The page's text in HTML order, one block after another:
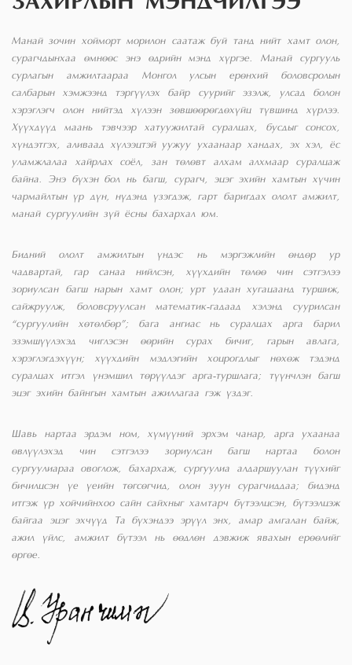
Манай зочин хойморт морилон саатаж буй танд нийт хамт олон,
сурагчдынхаа өмнөөс энэ өдрийн мэнд хүргэе. Манай сургууль
сурлагын амжилтаараа Монгол улсын ерөнхий боловсролын
салбарын хэмжээнд тэргүүлэх байр суурийг эзэлж, улсад болон
хэрэглэгч олон нийтэд хүлээн зөвшөөрөгдөхүйц түвшинд хүрлээ.
Хүүхдүүд маань тэвчээр хатуужилтай суралцах, бусдыг сонсох,
хүндэтгэх, аливаад хүлээцтэй уужуу ухаанаар хандах, эх хэл, ёс
уламжлалаа хайрлах соёл, зан төлөвт алхам алхмаар суралцаж
байна. Энэ бүхэн бол нь багш, сурагч, эцэг эхийн хамтын хүчин
чармайлтын үр дүн, нүдэнд үзэгдэж, гарт баригдах ололт амжилт,
манай сургуулийн зүй ёсны бахархал юм.
Бидний ололт амжилтын үндэс нь мэргэжлийн өндөр ур
чадвартай, гар санаа нийлсэн, хүүхдийн төлөө чин сэтгэлээ
зориулсан багш нарын хамт олон; урт удаан хугацаанд туршиж,
сайжруулж, боловсруулсан математик-гадаад хэлэнд суурилсан
“сургуулийн хөтөлбөр”; бага ангиас нь суралцах арга барил
эзэмшүүлэхэд чиглэсэн өөрийн сурах бичиг, гарын авлага,
хэрэглэгдэхүүн; хүүхдийн мэдлэгийн хоцрогдлыг нөхөж тэдэнд
суралцах итгэл үнэмшил төрүүлдэг арга-туршлага; түүнчлэн багш
эцэг эхийн байнгын хамтын ажиллагаа гэж үздэг.
Шавь нартаа эрдэм ном, хүмүүний эрхэм чанар, арга ухаанаа
өвлүүлэхэд чин сэтгэлээ зориулсан багш нартаа болон
сургуулиараа овоглож, бахархаж, сургуулиа алдаршуулан түүхийг
бичилцсэн үе үеийн төгсөгчид, олон зуун сурагчиддаа; бидэнд
итгэж үр хойчийнхоо сайн сайхныг хамтарч бүтээлцсэн, бүтээлцэж
байгаа эцэг эхчүүд Та бүхэндээ эрүүл энх, амар амгалан байж,
ажил үйлс, амжилт бүтээл нь өөдлөн дэвжиж явахын ерөөлийг
өргөе.